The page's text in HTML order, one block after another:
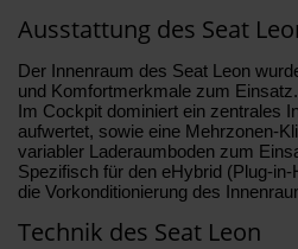
Ausstattung des Seat
Der Innenraum des Seat Leon
und Komfortmerkmale zum Einsatz.
Im Cockpit dominiert ein zentrales
aufwertet, sowie eine Mehrzonen-
variabler Laderaumboden zum
Spezifisch für den eHybrid (Plug-
die Vorkonditionierung des
Technik des Seat Leon